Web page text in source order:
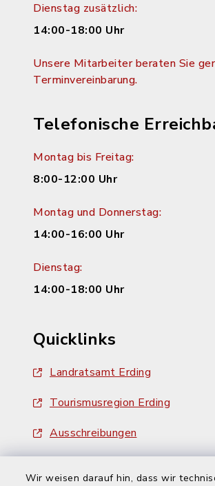
Wir weisen darauf hin, dass wir
Dienstag zusätzlich:
14:00-18:00 Uhr
Unsere Mitarbeiter beraten Sie
Terminvereinbarung.
Telefonische
Montag bis Freitag:
8:00-12:00 Uhr
Montag und Donnerstag:
14:00-16:00 Uhr
Dienstag:
14:00-18:00 Uhr
Quicklinks
Landratsamt Erding
Tourismusregion Erding
Ausschreibungen